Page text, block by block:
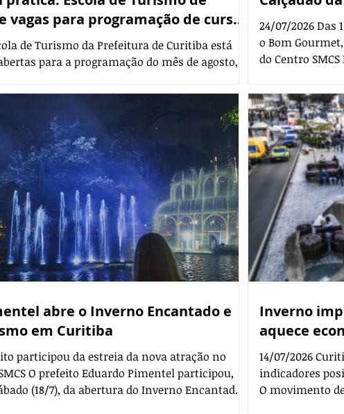
para programação de cursos
de Turismo da Prefeitura de Curitiba está
para a programação do mês de agosto,
a profissionais do setor, estudantes e
completa de capacitações da instituição,
Turismo (CTur), conta com formações
ao turista, sustentabilidade, hospitalidade,
e conhecimento dos principais at
24/07/2026 Das
o Bom
do Centro
(26/7). Das 10h
Bom Gourmet,
Centro, na
da Rua XV de
abre o Inverno Encantado e
em Curitiba
participou da estreia da nova atração no
O prefeito Eduardo Pimentel participou,
(18/7), da abertura do Inverno Encantado,
Inverno
aquece
14/07/2026
indicadores
O movimento